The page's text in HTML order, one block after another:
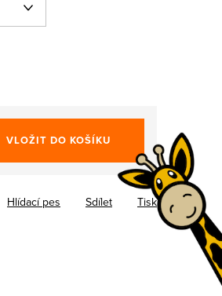
VLOŽIT DO KOŠÍKU
Tisk
Hlídací pes Sdílet